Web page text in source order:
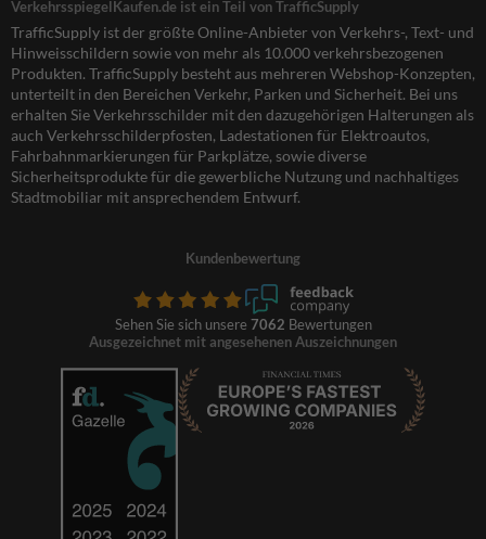
VerkehrsspiegelKaufen.de ist ein Teil von TrafficSupply
TrafficSupply ist der größte Online-Anbieter von Verkehrs-, Text- und
Hinweisschildern sowie von mehr als 10.000 verkehrsbezogenen
Produkten. TrafficSupply besteht aus mehreren Webshop-Konzepten,
unterteilt in den Bereichen Verkehr, Parken und Sicherheit. Bei uns
erhalten Sie Verkehrsschilder mit den dazugehörigen Halterungen als
auch Verkehrsschilderpfosten, Ladestationen für Elektroautos,
Fahrbahnmarkierungen für Parkplätze, sowie diverse
Sicherheitsprodukte für die gewerbliche Nutzung und nachhaltiges
Stadtmobiliar mit ansprechendem Entwurf.
Kundenbewertung
Sehen Sie sich unsere 7062 Bewertungen
Ausgezeichnet mit angesehenen Auszeichnungen